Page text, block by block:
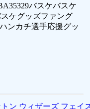
バスケバスケ
ケグッズファング
ンカチ選手応援グッ
ン ウィザーズ フェイ